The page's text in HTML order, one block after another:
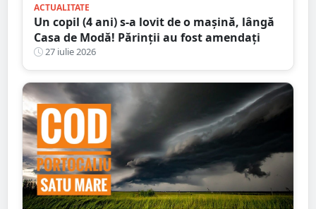
ACTUALITATE
Un copil (4 ani) s-a lovit de o mașină, lângă
Casa de Modă! Părinții au fost amendați
27 iulie 2026